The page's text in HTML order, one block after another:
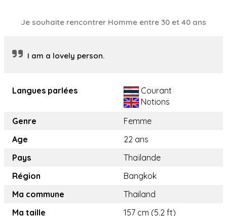
Je souhaite rencontrer Homme entre 30 et 40 ans
I am a lovely person.
Langues parlées
Courant
Notions
Genre
Femme
Age
22 ans
Pays
Thaïlande
Région
Bangkok
Ma commune
Thailand
Ma taille
157 cm (5.2 ft)